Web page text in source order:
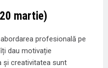
martie)
profesională pe
dau motivație
și creativitatea sunt